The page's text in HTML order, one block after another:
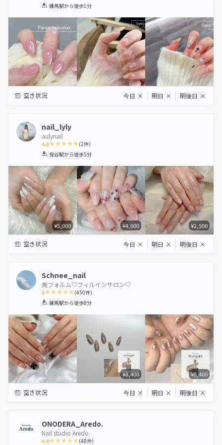
1 2 3 4 5
練馬駅から徒歩1分
空き状況 今日 × 明日 × 明後日 ×
nail_lyly
aulynail
4.8
1 2 3 4 5
(2件)
保谷駅から徒歩5分
¥5,000 ¥4,000 ¥2,500
空き状況 今日 × 明日 × 明後日 ×
Schnee_nail
美フォルム♡フィルインサロン♡
5
1 2 3 4 5
(450件)
練馬駅から徒歩8分
¥8,400 ¥8,400
空き状況 今日 × 明日 × 明後日 ×
ONODERA_Aredo.
Nail studio Aredo.
4.9 (48件)